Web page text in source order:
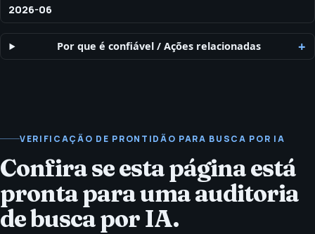
2026-06
Por que é confiável /Ações relacionadas
VERIFICAÇÃO DE PRONTIDÃO PARA BUSCA POR IA
Confira se esta página está
pronta para uma auditoria
de busca por IA.